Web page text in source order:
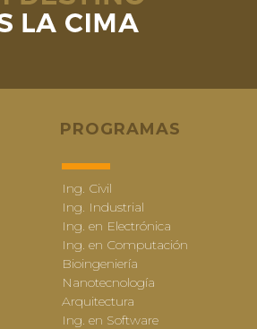
PROGRAMAS
Ing. Civil
Ing. Industrial
Ing. en Electrónica
Ing. en Computación
Bioingeniería
Nanotecnología
Arquitectura
Ing. en Software